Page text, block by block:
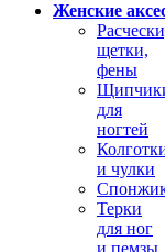
Женские
щетки,
фены
для
ногтей
и чулки
Терки
для ног
и пемзы